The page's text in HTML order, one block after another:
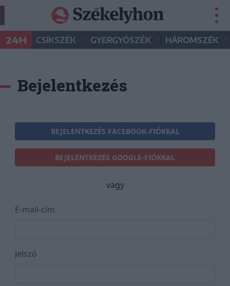
24H CSÍKSZÉK • GYERGYÓSZÉK • HÁROMSZÉK •
Bejelentkezés
BEJELENTKEZÉS FACEBOOK-FIÓKKAL
BEJELENTKEZÉS GOOGLE-FIÓKKAL
vagy
E-mail-cím
Jelszó